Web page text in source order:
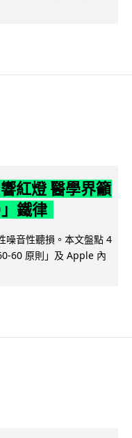
紅燈 醫學界籲
鐵律
噪音性聽損。本文盤點 4
60 原則」及 Apple 內